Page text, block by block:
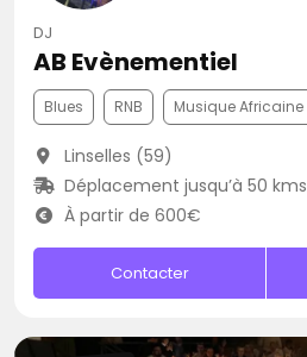
DJ
AB Evènementiel
Blues RNB Musique Africaine
Linselles (59)
Déplacement jusqu’à 50 kms
À partir de 600€
Contacter